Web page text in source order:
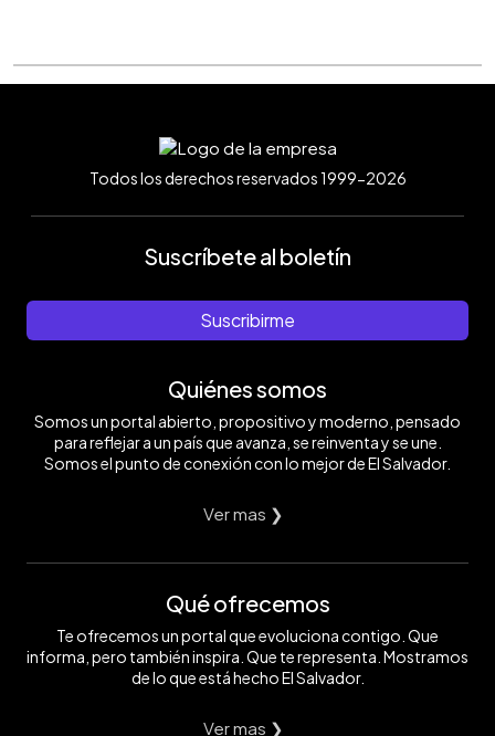
Todos los derechos reservados 1999-2026
Suscríbete al boletín
Suscribirme
Quiénes somos
Somos un portal abierto, propositivo y moderno, pensado
para reflejar a un país que avanza, se reinventa y se une.
Somos el punto de conexión con lo mejor de El Salvador.
Ver mas ❯
Qué ofrecemos
Te ofrecemos un portal que evoluciona contigo. Que
informa, pero también inspira. Que te representa. Mostramos
de lo que está hecho El Salvador.
Ver mas ❯